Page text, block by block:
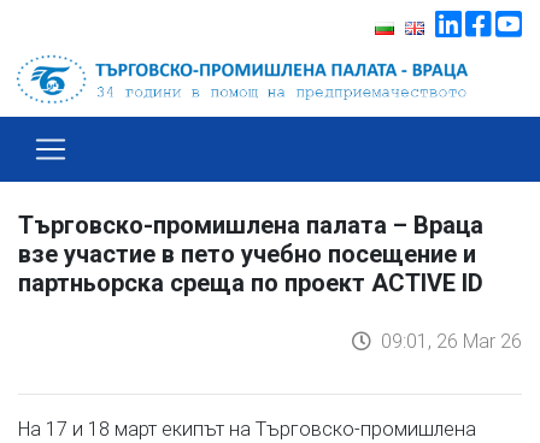
Търговско-промишлена палата – Враца
взе участие в петo учебнo посещение и
партньорска среща по проект ACTIVE ID
09:01, 26 Mar 26
На 17 и 18 март екипът на Търговско-промишлена